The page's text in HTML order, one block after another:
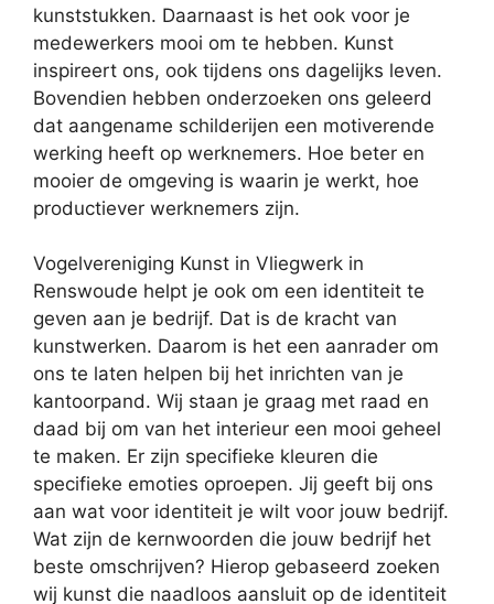
kunststukken. Daarnaast is het ook voor je
medewerkers mooi om te hebben. Kunst
inspireert ons, ook tijdens ons dagelijks leven.
Bovendien hebben onderzoeken ons geleerd
dat aangename schilderijen een motiverende
werking heeft op werknemers. Hoe beter en
mooier de omgeving is waarin je werkt, hoe
productiever werknemers zijn.
Vogelvereniging Kunst in Vliegwerk in
Renswoude helpt je ook om een identiteit te
geven aan je bedrijf. Dat is de kracht van
kunstwerken. Daarom is het een aanrader om
ons te laten helpen bij het inrichten van je
kantoorpand. Wij staan je graag met raad en
daad bij om van het interieur een mooi geheel
te maken. Er zijn specifieke kleuren die
specifieke emoties oproepen. Jij geeft bij ons
aan wat voor identiteit je wilt voor jouw bedrijf.
Wat zijn de kernwoorden die jouw bedrijf het
beste omschrijven? Hierop gebaseerd zoeken
wij kunst die naadloos aansluit op de identiteit